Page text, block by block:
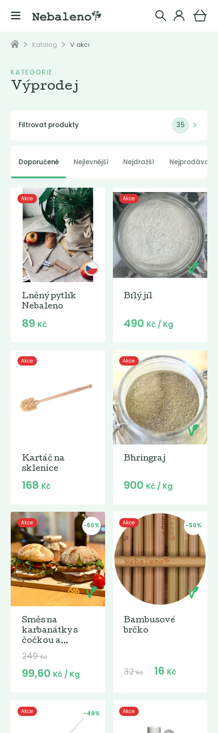
Katalog V akci
KATEGORIE
Výprodej
Filtrovat produkty 35
Doporučené Nejlevnější Nejdražší
Akce
Lněný pytlík
Nebaleno
89 Kč
Akce
Bílý jíl
490 Kč / Kg
Akce
Kartáč na
sklenice
168 Kč
Akce
Bhringraj
900 Kč / Kg
Akce -60%
Směs na
karbanátky s
čočkou a...
249Kč
99,60 Kč / Kg
Akce -50%
Bambusové
brčko
32Kč 16 Kč
Akce -49% Akce